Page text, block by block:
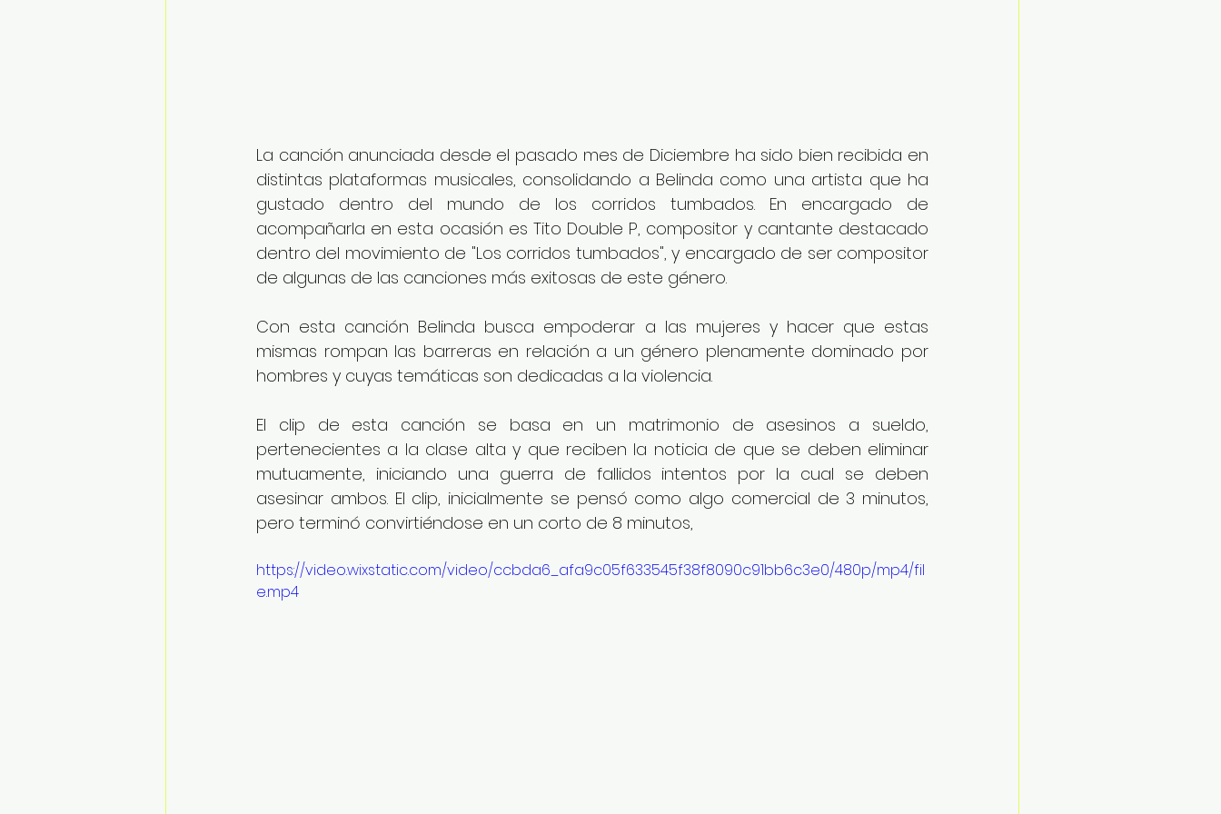
La canción anunciada desde el pasado mes de Diciembre ha sido bien recibida en
distintas plataformas musicales, consolidando a Belinda como una artista que ha
gustado dentro del mundo de los corridos tumbados. En encargado de
acompañarla en esta ocasión es Tito Double P, compositor y cantante destacado
dentro del movimiento de "Los corridos tumbados", y encargado de ser compositor
de algunas de las canciones más exitosas de este género.
Con esta canción Belinda busca empoderar a las mujeres y hacer que estas
mismas rompan las barreras en relación a un género plenamente dominado por
hombres y cuyas temáticas son dedicadas a la violencia.
El clip de esta canción se basa en un matrimonio de asesinos a sueldo,
pertenecientes a la clase alta y que reciben la noticia de que se deben eliminar
mutuamente, iniciando una guerra de fallidos intentos por la cual se deben
asesinar ambos. El clip, inicialmente se pensó como algo comercial de 3 minutos,
pero terminó convirtiéndose en un corto de 8 minutos,
https://video.wixstatic.com/video/ccbda6_afa9c05f633545f38f8090c91bb6c3e0/480p/mp4/fil
e.mp4